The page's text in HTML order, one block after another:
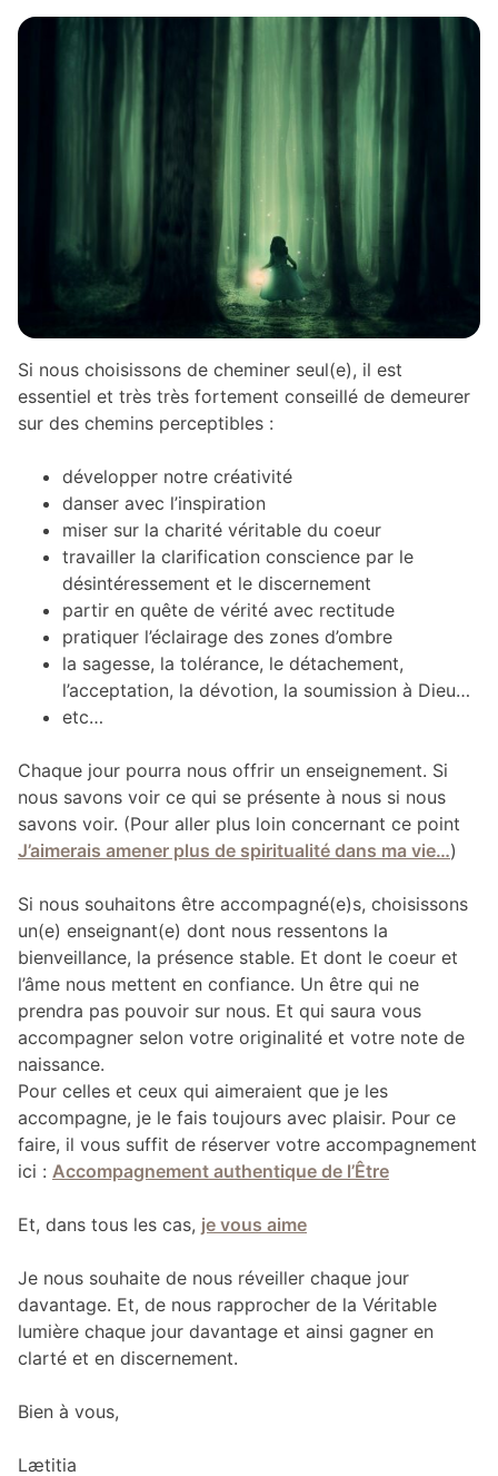
Si nous choisissons de cheminer seul(e), il est
essentiel et très très fortement conseillé de demeurer
sur des chemins perceptibles :
développer notre créativité
danser avec l’inspiration
miser sur la charité véritable du coeur
travailler la clarification conscience par le
désintéressement et le discernement
partir en quête de vérité avec rectitude
pratiquer l’éclairage des zones d’ombre
la sagesse, la tolérance, le détachement,
l’acceptation, la dévotion, la soumission à Dieu…
etc…
Chaque jour pourra nous offrir un enseignement. Si
nous savons voir ce qui se présente à nous si nous
savons voir. (Pour aller plus loin concernant ce point
J’aimerais amener plus de spiritualité dans ma vie…)
Si nous souhaitons être accompagné(e)s, choisissons
un(e) enseignant(e) dont nous ressentons la
bienveillance, la présence stable. Et dont le coeur et
l’âme nous mettent en confiance. Un être qui ne
prendra pas pouvoir sur nous. Et qui saura vous
accompagner selon votre originalité et votre note de
naissance.
Pour celles et ceux qui aimeraient que je les
accompagne, je le fais toujours avec plaisir. Pour ce
faire, il vous suffit de réserver votre accompagnement
ici : Accompagnement authentique de l’Être
Et, dans tous les cas, je vous aime
Je nous souhaite de nous réveiller chaque jour
davantage. Et, de nous rapprocher de la Véritable
lumière chaque jour davantage et ainsi gagner en
clarté et en discernement.
Bien à vous,
Lætitia